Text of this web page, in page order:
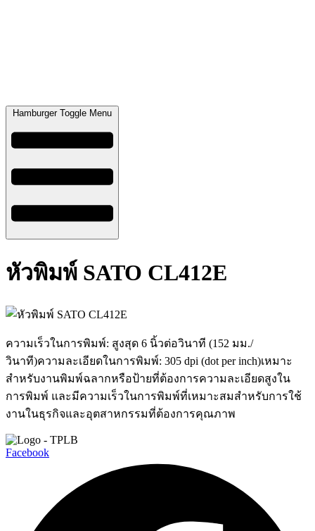
Hamburger Toggle Menu
หัวพิมพ์ SATO CL412E
ความเร็วในการพิมพ์: สูงสุด 6 นิ้วต่อวินาที (152 มม./
วินาที)ความละเอียดในการพิมพ์: 305 dpi (dot per inch)เหมาะ
สำหรับงานพิมพ์ฉลากหรือป้ายที่ต้องการความละเอียดสูงใน
การพิมพ์ และมีความเร็วในการพิมพ์ที่เหมาะสมสำหรับการใช้
งานในธุรกิจและอุตสาหกรรมที่ต้องการคุณภาพ
Facebook